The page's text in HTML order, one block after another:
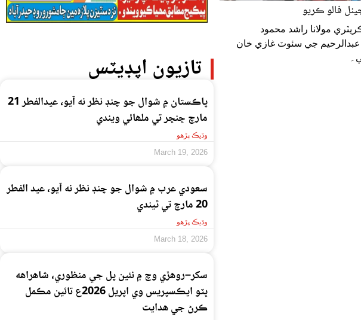
تازيون اپڊيٽس
پاڪستان ۾ شوال جو چنڊ نظر نه آيو، عيدالفطر 21
مارچ ڇنڇر تي ملھائي ويندي
وڌيڪ پڙهو
March 19, 2026
سعودي عرب ۾ شوال جو چنڊ نظر نه آيو، عيد الفطر
20 مارچ تي ٿيندي
وڌيڪ پڙهو
March 18, 2026
سکر–روهڙي وچ ۾ نئين پل جي منظوري، شاهراهه
ڀٽو ايڪسپريس وي اپريل 2026ع تائين مڪمل
ڪرڻ جي هدايت
فالو ڪريو
مولانا راشد محمود
عبدالرحيم جي سئوٽ غازي خان